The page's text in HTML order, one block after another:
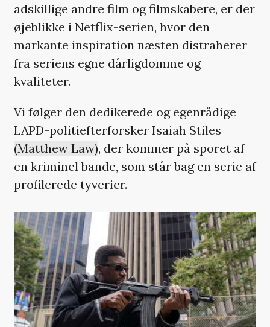
adskillige andre film og filmskabere, er der
øjeblikke i Netflix-serien, hvor den
markante inspiration næsten distraherer
fra seriens egne dårligdomme og
kvaliteter.
Vi følger den dedikerede og egenrådige
LAPD-politiefterforsker Isaiah Stiles
(Matthew Law), der kommer på sporet af
en kriminel bande, som står bag en serie af
profilerede tyverier.